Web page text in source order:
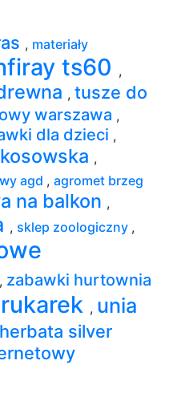
, materiały
ts60 ,
, tusze do
warszawa ,
dla dzieci ,
,
agd , agromet brzeg
na balkon ,
, sklep zoologiczny ,
, zabawki hurtownia
, unia
herbata silver